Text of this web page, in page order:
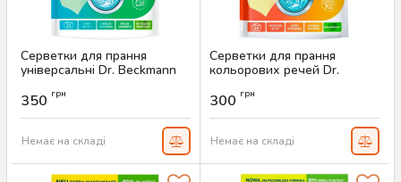
Серветки для прання
універсальні Dr. Beckmann
Артикул:
350 грн
Немає на складі
Серветки для прання
кольорових речей Dr.
Артикул:
300 грн
Немає на складі